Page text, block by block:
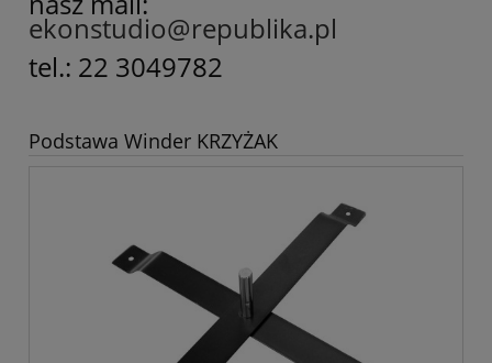
ekonstudio@republika.pl
tel.: 22 3049782
Podstawa Winder KRZYŻAK